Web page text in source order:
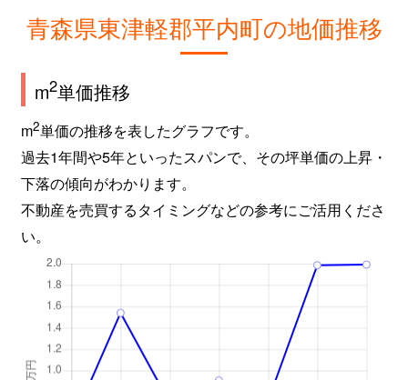
青森県東津軽郡平内町の地価推移
m2単価推移
m2単価の推移を表したグラフです。
過去1年間や5年といったスパンで、その坪単価の上昇・
下落の傾向がわかります。
不動産を売買するタイミングなどの参考にご活用くださ
い。